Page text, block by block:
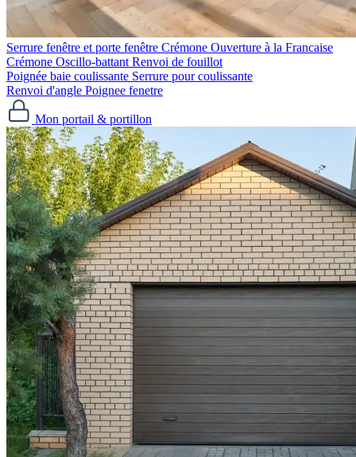
Serrure fenêtre et porte fenêtre
Crémone Ouverture à la Francaise
Crémone Oscillo-battant Renvoi de fouillot
Poignée baie coulissante Serrure pour coulissante
Renvoi d'angle Poignee fenetre
Mon portail & portillon